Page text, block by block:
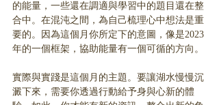
的能量，一些還在調適與學習中的題目還在整
合中。在混沌之間，為自己梳理心中想法是重
要的。因為這個月你所定下的意圖，像是2023
年的一個框架，協助能量有一個可循的方向。
實際與實踐是這個月的主題。要讓湖水慢慢沉
澱下來，需要你透過行動給予身與心新的體